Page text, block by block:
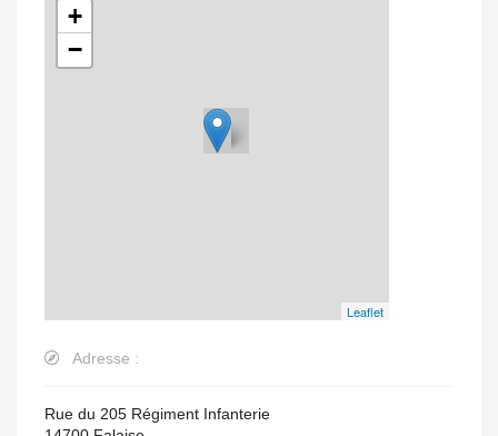
+
−
Leaflet
Adresse :
Rue du 205 Régiment Infanterie